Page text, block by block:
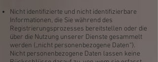
Nicht identifizierte und nicht identifizierbare
Informationen, die Sie während des
Registrierungsprozesses bereitstellen oder die
über die Nutzung unserer Dienste gesammelt
werden („nicht personenbezogene Daten“).
Nicht personenbezogene Daten lassen keine